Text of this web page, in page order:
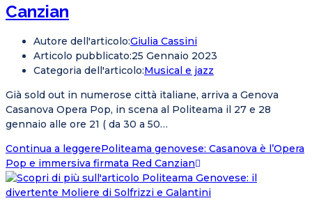
Canzian
Autore dell'articolo:Giulia Cassini
Articolo pubblicato:25 Gennaio 2023
Categoria dell'articolo:Musical e jazz
Già sold out in numerose città italiane, arriva a Genova
Casanova Opera Pop, in scena al Politeama il 27 e 28
gennaio alle ore 21 ( da 30 a 50…
Continua a leggerePoliteama genovese: Casanova è l’Opera
Pop e immersiva firmata Red Canzian